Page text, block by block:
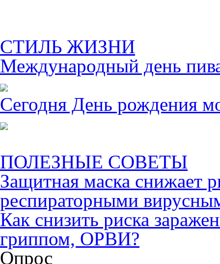
СТИЛЬ ЖИЗНИ
Международный день
Сегодня День рождения
ПОЛЕЗНЫЕ СОВЕТЫ
Защитная маска снижает
респираторными
Как снизить риска
гриппом, ОРВИ?
Опрос